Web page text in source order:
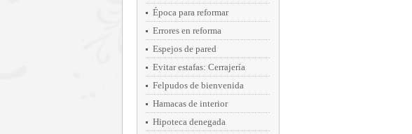
Época para reformar
Errores en reforma
Espejos de pared
Evitar estafas: Cerrajería
Felpudos de bienvenida
Hamacas de interior
Hipoteca denegada